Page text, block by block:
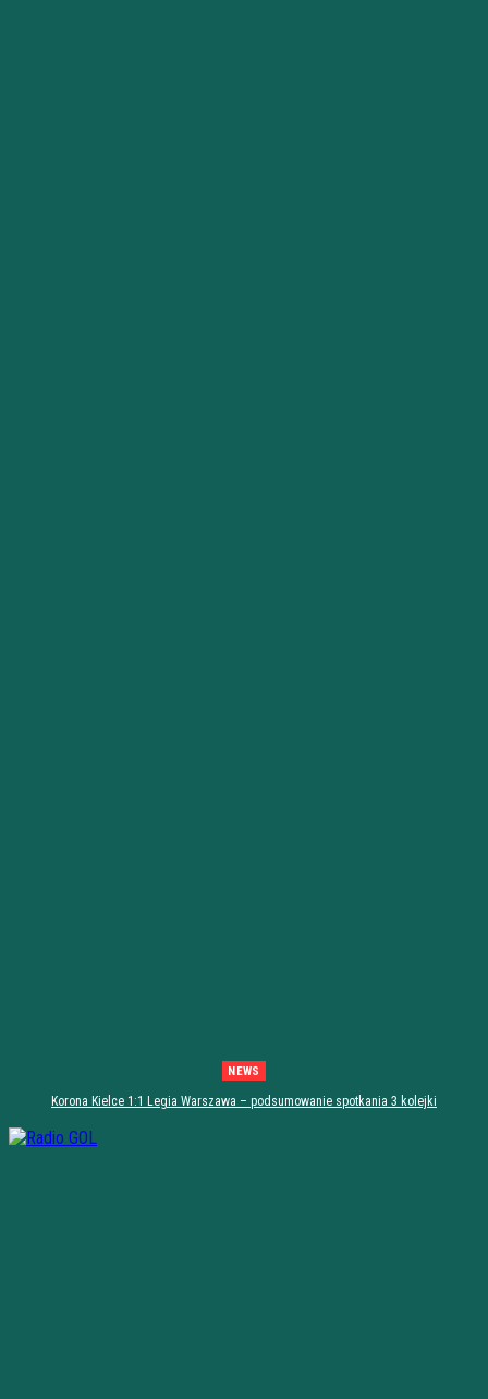
NEWS
Korona Kielce 1:1 Legia Warszawa – podsumowanie spotkania 3 kolejki